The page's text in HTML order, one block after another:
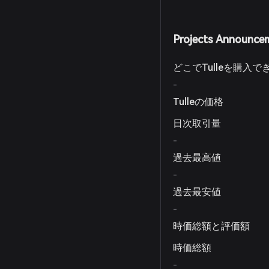
Projects
どこでTulleを購入で
-
Tulleの価格
日次取引量
-
過去最高値
-
過去最安値
-
時価総額と評価額
時価総額
-